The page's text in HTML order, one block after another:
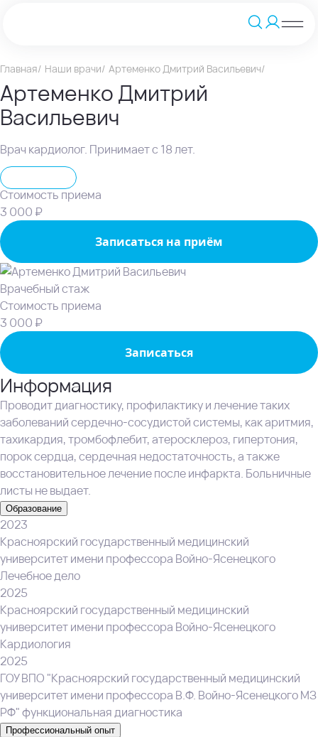
Главная Наши врачи Артеменко Дмитрий Васильевич
Артеменко Дмитрий
Васильевич
Врач кардиолог. Принимает с 18 лет.
Стоимость приема
3 000 ₽
Записаться на приём
Врачебный стаж
Стоимость приема
3 000 ₽
Записаться
Информация
Проводит диагностику, профилактику и лечение таких
заболеваний сердечно-сосудистой системы, как аритмия,
тахикардия, тромбофлебит, атеросклероз, гипертония,
порок сердца, сердечная недостаточность, а также
восстановительное лечение после инфаркта. Больничные
листы не выдает.
Образование
2023
Красноярский государственный медицинский
университет имени профессора Войно-Ясенецкого
Лечебное дело
2025
Красноярский государственный медицинский
университет имени профессора Войно-Ясенецкого
Кардиология
2025
ГОУ ВПО "Красноярский государственный медицинский
университет имени профессора В.Ф. Войно-Ясенецкого МЗ
РФ" функциональная диагностика
Профессиональный опыт